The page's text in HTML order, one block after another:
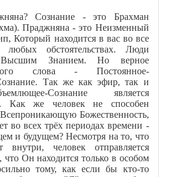
Сознание - это Брахман
Праджняна - это Неизменный
Который находится в вас во все
обстоятельствах. Люди
Знанием. Но верное
слова - Постоянное-
Так же как эфир, так и
Сознание является
Как же человек не способен
Всепроникающую Божественность,
во всех трёх периодах времени -
и будущем? Несмотря на то, что
внутри, человек отправляется
что Он находится только в особом
тому, как если бы кто-то